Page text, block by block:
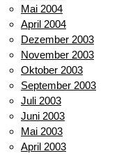
Mai 2004
April 2004
Dezember 2003
November 2003
Oktober 2003
September 2003
Juli 2003
Juni 2003
Mai 2003
April 2003